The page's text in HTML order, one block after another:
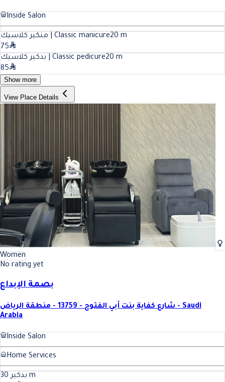
Inside Salon
منكير كلاسيك | Classic manicure20 m
75
بدكير كلاسيك | Classic pedicure20 m
85
Show more
View Place Details
Women
No rating yet
بصمة الإبداع
شارع كفاية بنت أبي الفتوح - 13759 - منطقة الرياض - Saudi
Arabia
Inside Salon
Home Services
بدكير 30
m